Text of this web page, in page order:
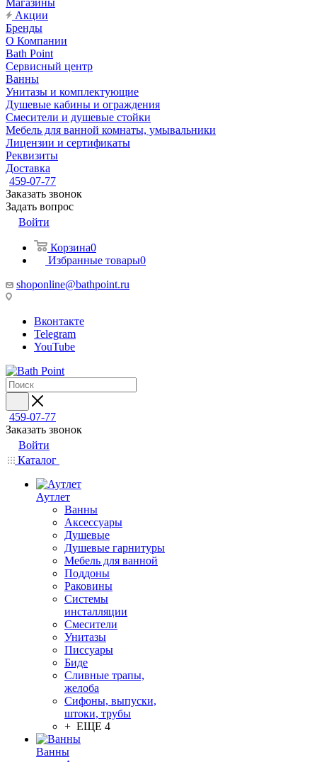
Магазины
Акции
Бренды
О Компании
Bath Point
Сервисный центр
Ванны
Унитазы и комплектующие
Душевые кабины и ограждения
Смесители и душевые стойки
Мебель для ванной комнаты, умывальники
Лицензии и сертификаты
Реквизиты
Доставка
459-07-77
Заказать звонок
Задать вопрос
Войти
Корзина0
Избранные товары0
shoponline@bathpoint.ru
Вконтакте
Telegram
YouTube
459-07-77
Заказать звонок
Войти
Каталог
Аутлет
Ванны
Аксессуары
Душевые
Душевые гарнитуры
Мебель для ванной
Поддоны
Раковины
Системы
инсталляции
Смесители
Унитазы
Писсуары
Биде
Сливные трапы,
желоба
Сифоны, выпуски,
штоки, трубы
+ ЕЩЕ 4
Ванны